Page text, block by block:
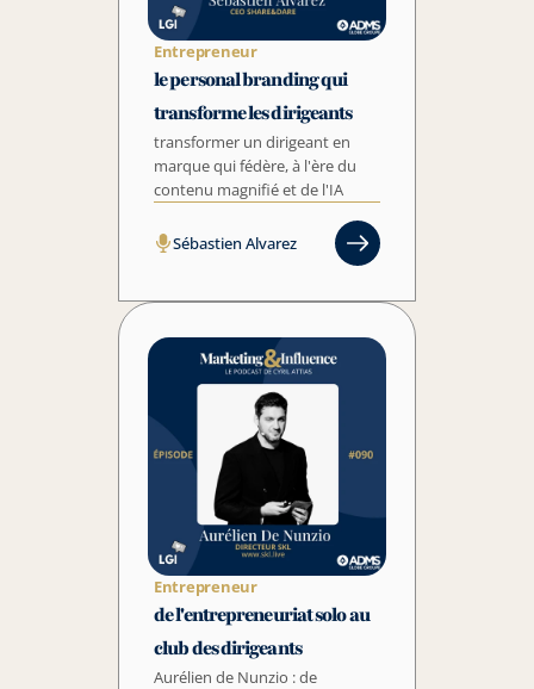
Entrepreneur
le personal branding qui
transforme les dirigeants
transformer un dirigeant en
marque qui fédère, à l'ère du
contenu magnifié et de l'IA
Sébastien Alvarez
Entrepreneur
de l'entrepreneuriat solo au
club des dirigeants
Aurélien de Nunzio : de